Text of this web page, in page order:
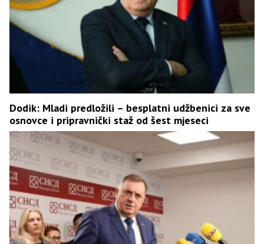
Dodik: Mladi predložili – besplatni udžbenici za sve
osnovce i pripravnički staž od šest mjeseci